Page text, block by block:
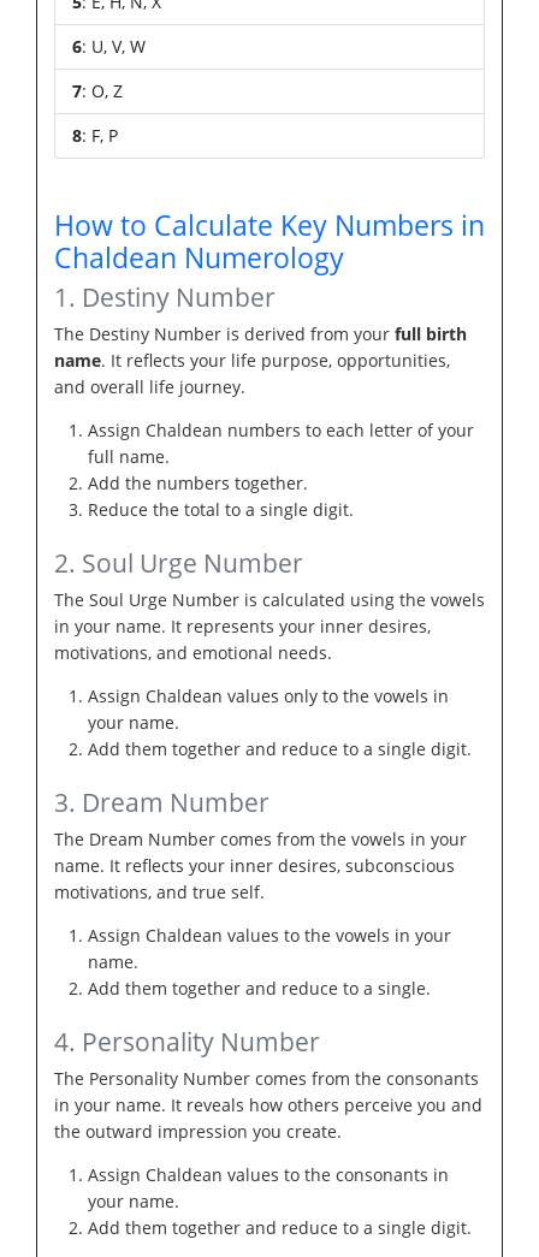
6: U, V, W
7: O, Z
8: F, P
How to Calculate Key Numbers in
Chaldean Numerology
1. Destiny Number
The Destiny Number is derived from your full birth
name. It reflects your life purpose, opportunities,
and overall life journey.
Assign Chaldean numbers to each letter of your
full name.
Add the numbers together.
Reduce the total to a single digit.
2. Soul Urge Number
The Soul Urge Number is calculated using the vowels
in your name. It represents your inner desires,
motivations, and emotional needs.
Assign Chaldean values only to the vowels in
your name.
Add them together and reduce to a single digit.
3. Dream Number
The Dream Number comes from the vowels in your
name. It reflects your inner desires, subconscious
motivations, and true self.
Assign Chaldean values to the vowels in your
name.
Add them together and reduce to a single.
4. Personality Number
The Personality Number comes from the consonants
in your name. It reveals how others perceive you and
the outward impression you create.
Assign Chaldean values to the consonants in
your name.
Add them together and reduce to a single digit.